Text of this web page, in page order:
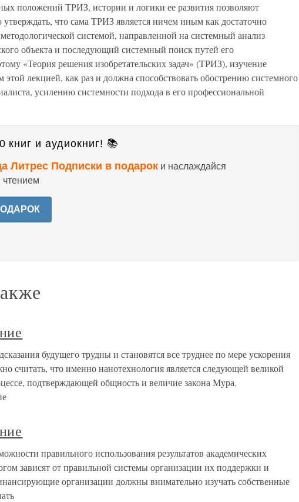
положений ТРИЗ, истории и логики ее развития позволяют
утверждать, что сама ТРИЗ является ничем иным как достаточно
системой, направленной на системный анализ
объекта и последующий системный поиск путей его
«Теория решения изобретательских задач» (ТРИЗ), изучение
лекцией, как раз и должна способствовать обострению системного
усилению системности подхода в его профессиональной
книг и аудиокниг! 📚
Литрес Подписки в подарок и наслаждайся
будущего трудны и становятся все труднее по мере ускорения
считать, что именно нанотехнология является следующей великой
подтверждающей общность и величие закона Мура.
правильного использования результатов академических
зависят от правильной системы организации их поддержки и
организации должны внимательно изучать собственные